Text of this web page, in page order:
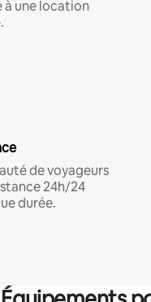
une location
de voyageurs
24h/24
durée.